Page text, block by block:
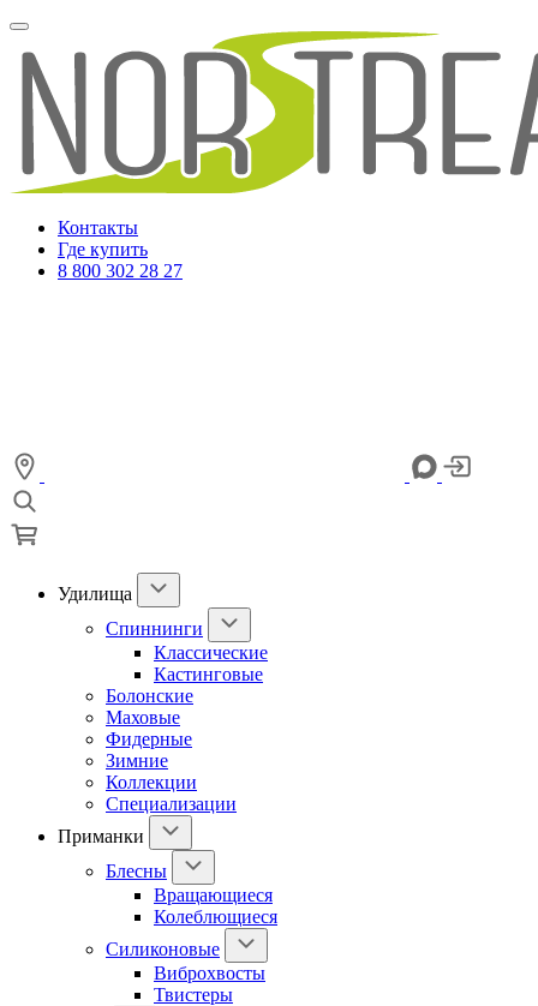
Контакты
Где купить
8 800 302 28 27
Удилища
Спиннинги
Классические
Кастинговые
Болонские
Маховые
Фидерные
Зимние
Коллекции
Специализации
Приманки
Блесны
Вращающиеся
Колеблющиеся
Силиконовые
Виброхвосты
Твистеры